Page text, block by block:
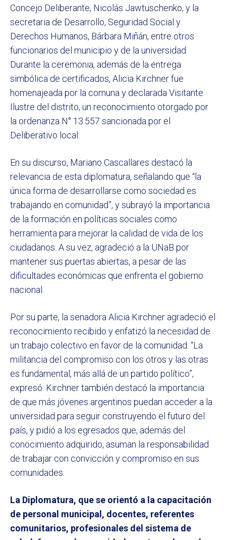
Concejo Deliberante, Nicolás Jawtuschenko, y la
secretaria de Desarrollo, Seguridad Social y
Derechos Humanos, Bárbara Miñán, entre otros
funcionarios del municipio y de la universidad.
Durante la ceremonia, además de la entrega
simbólica de certificados, Alicia Kirchner fue
homenajeada por la comuna y declarada Visitante
Ilustre del distrito, un reconocimiento otorgado por
la ordenanza N° 13.557 sancionada por el
Deliberativo local.
En su discurso, Mariano Cascallares destacó la
relevancia de esta diplomatura, señalando que “la
única forma de desarrollarse como sociedad es
trabajando en comunidad”, y subrayó la importancia
de la formación en políticas sociales como
herramienta para mejorar la calidad de vida de los
ciudadanos. A su vez, agradeció a la UNaB por
mantener sus puertas abiertas, a pesar de las
dificultades económicas que enfrenta el gobierno
nacional.
Por su parte, la senadora Alicia Kirchner agradeció el
reconocimiento recibido y enfatizó la necesidad de
un trabajo colectivo en favor de la comunidad. “La
militancia del compromiso con los otros y las otras
es fundamental, más allá de un partido político”,
expresó. Kirchner también destacó la importancia
de que más jóvenes argentinos puedan acceder a la
universidad para seguir construyendo el futuro del
país, y pidió a los egresados que, además del
conocimiento adquirido, asuman la responsabilidad
de trabajar con convicción y compromiso en sus
comunidades.
La Diplomatura, que se orientó a la capacitación
de personal municipal, docentes, referentes
comunitarios, profesionales del sistema de